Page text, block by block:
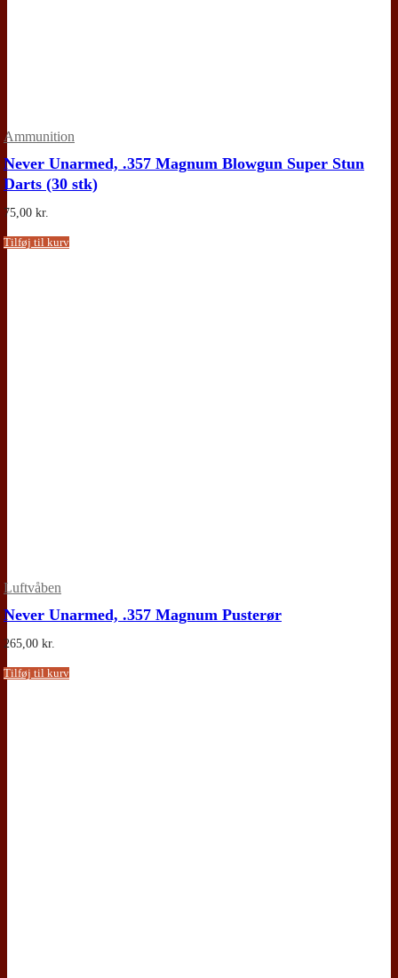
Ammunition
Never Unarmed, .357 Magnum Blowgun Super Stun
Darts (30 stk)
75,00 kr.
Tilføj til kurv
Luftvåben
Never Unarmed, .357 Magnum Pusterør
265,00 kr.
Tilføj til kurv